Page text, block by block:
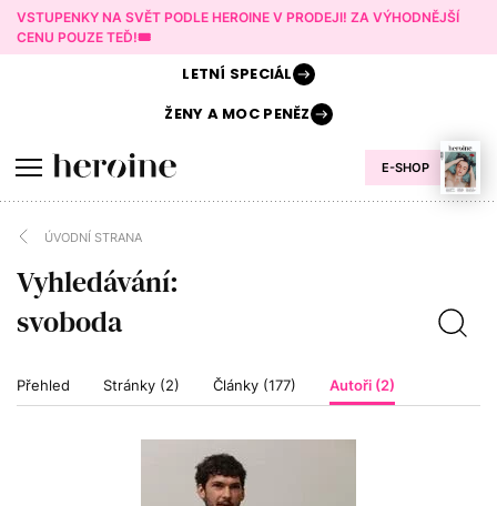
VSTUPENKY NA SVĚT PODLE HEROINE V PRODEJI! ZA VÝHODNĚJŠÍ
CENU POUZE TEĎ!🎟️
E-SHOP
LETNÍ SPECIÁL
ŽENY AMOC PENĚZ
ÚVODNÍ STRANA
Vyhledávání:
Přehled Stránky (2) Články (177) Autoři (2)